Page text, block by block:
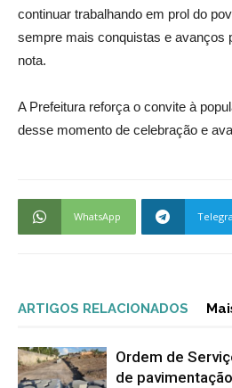
continuar trabalhando em prol do
sempre mais conquistas e avanços
nota.
A Prefeitura reforça o convite à
desse momento de celebração e
WhatsApp
ARTIGOS RELACIONADOS
Ordem de
de